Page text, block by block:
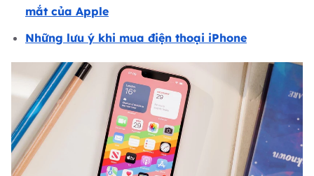
mắt của Apple
Những lưu ý khi mua điện thoại iPhone